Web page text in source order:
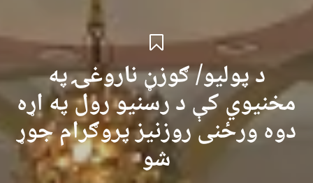
د پولیو/ ګوزڼ ناروغۍ په
مخنیوي کې د رسنیو رول په اړه
دوه ورځنی روزنیز پروګرام جوړ
شو